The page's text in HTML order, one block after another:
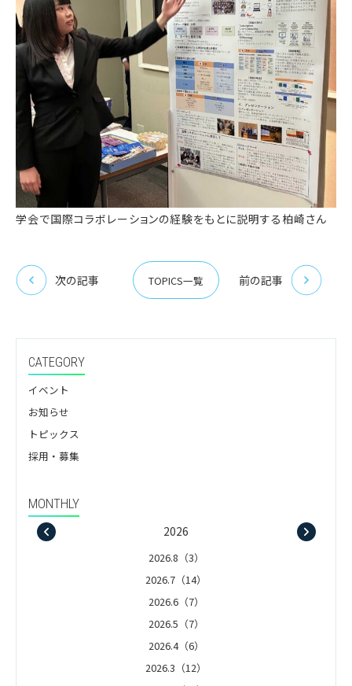
学会で国際コラボレーションの経験をもとに説明する柏崎さん
次の記事 TOPICS一覧 前の記事
CATEGORY
イベント
お知らせ
トピックス
採用・募集
MONTHLY
2026
2026.8（3）
2026.7（14）
2026.6（7）
2026.5（7）
2026.4（6）
2026.3（12）